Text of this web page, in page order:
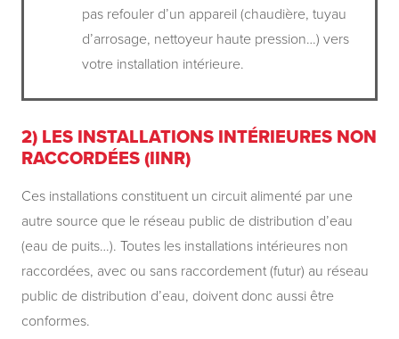
pas refouler d’un appareil (chaudière, tuyau
d’arrosage, nettoyeur haute pression…) vers
votre installation intérieure.
2) LES INSTALLATIONS INTÉRIEURES NON
RACCORDÉES (IINR)
Ces installations constituent un circuit alimenté par une
autre source que le réseau public de distribution d’eau
(eau de puits…). Toutes les installations intérieures non
raccordées, avec ou sans raccordement (futur) au réseau
public de distribution d’eau, doivent donc aussi être
conformes.